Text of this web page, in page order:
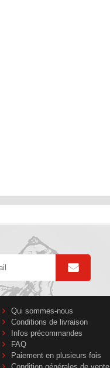
Qui sommes-nous
Conditions de livraison
Infos précommandes
FAQ
Paiement en plusieurs fois